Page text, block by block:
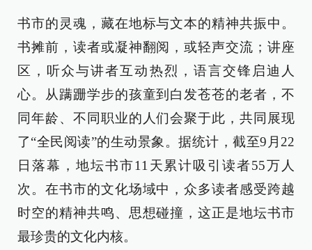
书市的灵魂，藏在地标与文本的精神共振中。
书摊前，读者或凝神翻阅，或轻声交流；讲座
区，听众与讲者互动热烈，语言交锋启迪人
心。从蹒跚学步的孩童到白发苍苍的老者，不
同年龄、不同职业的人们会聚于此，共同展现
了“全民阅读”的生动景象。据统计，截至9月22
日落幕，地坛书市11天累计吸引读者55万人
次。在书市的文化场域中，众多读者感受跨越
时空的精神共鸣、思想碰撞，这正是地坛书市
最珍贵的文化内核。